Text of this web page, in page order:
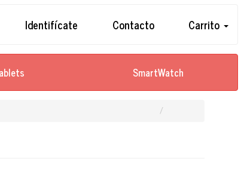
Identifícate Contacto Carrito
SmartWatch